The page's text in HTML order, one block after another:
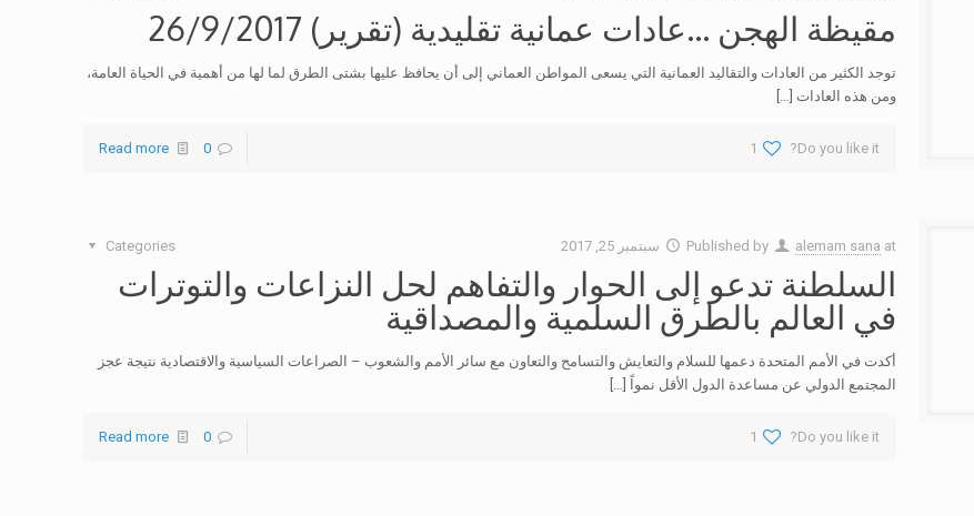
مقيظة الهجن …عادات عمانية تقليدية (تقرير) 26/9/2017
توجد الكثير من العادات والتقاليد العمانية التي يسعى المواطن العماني إلى أن يحافظ عليها بشتى الطرق لما لها من أهمية في الحياة العامة،
ومن هذه العادات […]
Do you like it?
1
0
Read more
Published by alemam sana at سبتمبر 25, 2017 Categories
السلطنة تدعو إلى الحوار والتفاهم لحل النزاعات والتوترات
في العالم بالطرق السلمية والمصداقية
أكدت في الأمم المتحدة دعمها للسلام والتعايش والتسامح والتعاون مع سائر الأمم والشعوب – الصراعات السياسية والاقتصادية نتيجة عجز
المجتمع الدولي عن مساعدة الدول الأقل نمواً
[…]
Do you like it?
1
0
Read more